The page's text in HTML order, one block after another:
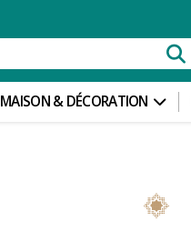
MAISON & DÉCORATION